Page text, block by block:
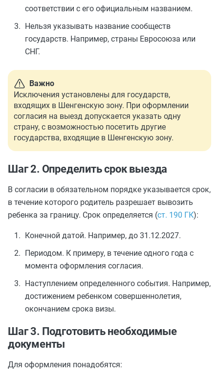
соответствии с его официальным названием.
Нельзя указывать название сообществ
государств. Например, страны Евросоюза или
СНГ.
Важно
Исключения установлены для государств,
входящих в Шенгенскую зону. При оформлении
согласия на выезд допускается указать одну
страну, с возможностью посетить другие
государства, входящие в Шенгенскую зону.
Шаг 2. Определить срок выезда
В согласии в обязательном порядке указывается срок,
в течение которого родитель разрешает вывозить
ребенка за границу. Срок определяется (ст. 190 ГК):
Конечной датой. Например, до 31.12.2027.
Периодом. К примеру, в течение одного года с
момента оформления согласия.
Наступлением определенного события. Например,
достижением ребенком совершеннолетия,
окончанием срока визы.
Шаг 3. Подготовить необходимые
документы
Для оформления понадобятся: